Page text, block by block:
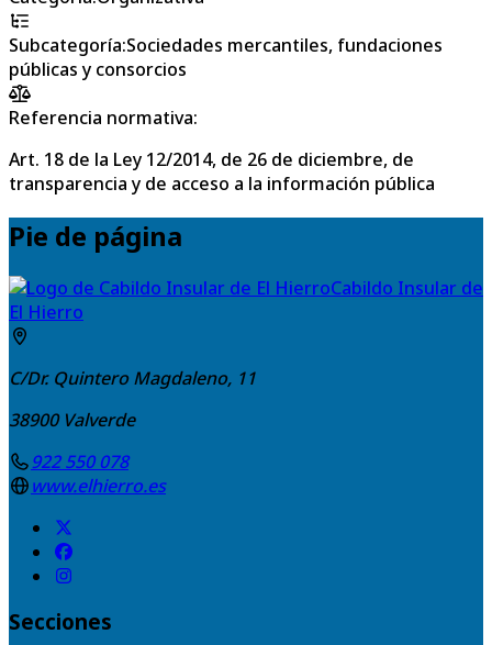
Subcategoría:Sociedades mercantiles, fundaciones
públicas y consorcios
Referencia normativa:
Art. 18 de la Ley 12/2014, de 26 de diciembre, de
transparencia y de acceso a la información pública
Pie de página
Cabildo Insular de
El Hierro
C/Dr. Quintero Magdaleno, 11
38900 Valverde
922 550 078
www.elhierro.es
Secciones